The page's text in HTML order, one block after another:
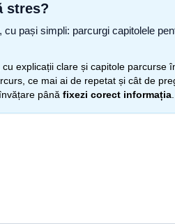
stres?
cu pași simpli: parcurgi capitolele
, cu explicații clare și capitole parcurse
ce mai ai de repetat și cât de
până fixezi corect informația